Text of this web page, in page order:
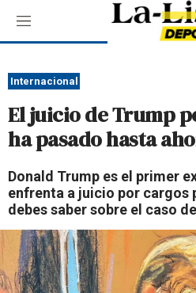
M
e
ú
Internacional
El juicio de Trump
ha pasado hasta
Donald Trump es el primer
enfrenta a juicio por cargos
debes saber sobre el caso